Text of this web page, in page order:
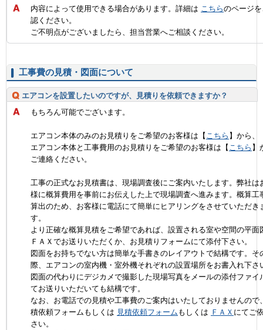
内容によって使用できる場合があります。詳細は こちらのページ
認ください。
ご不明点がございましたら、担当営業へご相談ください。
工事費の見積・図面について
エアコンを設置したいのですが、見積りを依頼できますか？
もちろん可能でございます。
エアコン本体のみのお見積りをご希望のお客様は【 こちら 】から、
エアコン本体と工事費用のお見積りをご希望のお客様は【 こちら 】
ご連絡ください。
工事の正式なお見積書は、現場調査後にご案内いたします。弊社は
様に概算費用を事前にお伝えした上で現場調査へ進みます。概算工
算出のため、お客様に電話にて簡単にヒアリングをさせていただき
す。
より正確な概算見積をご希望であれば、設置される室や空間の平面
ＦＡＸでお送りいただくか、お見積りフォームにて添付下さい。
図面をお持ちでない方は簡単な手書きのレイアウトで結構です。そ
際、エアコンの室内機・室外機それぞれの設置場所をお書入れ下さ
図面の代わりにデジカメで撮影した現場写真をメールの添付ファイ
てお送りいただいても結構です。
なお、お電話での見積や工事費のご案内はいたしておりませんので
積依頼フォームもしくは 見積依頼フォーム もしくは ＦＡＸ にてご
さい。